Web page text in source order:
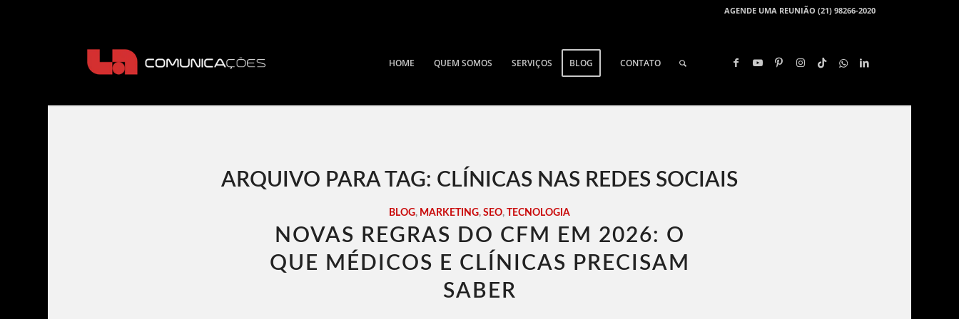
AGENDE UMA REUNIÃO (21) 98266-2020
HOME QUEM SOMOS SERVIÇOS BLOG CONTATO
ARQUIVO PARA TAG: CLÍNICAS NAS REDES SOCIAIS
BLOG, MARKETING, SEO, TECNOLOGIA
NOVAS REGRAS DO CFM EM 2026: O
QUE MÉDICOS E CLÍNICAS PRECISAM
SABER